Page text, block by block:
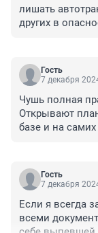
лишать
других в
Гость
7 декабря
Чушь полная
Открывают
базе и на
Гость
7 декабря
Если я всегда
всеми